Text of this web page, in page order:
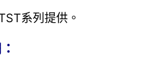
系列提供。